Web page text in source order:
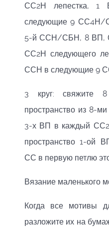
СС2Н лепестка,
следующие 9
5-й ССН/СБН, 8
СС2Н следующего
ССН в следующие 9
3 круг:
пространство из 8-
3-х ВП в каждый
пространство 1-ой
СС в первую петлю
Вязание маленького
Когда все мотивы
разложите их на